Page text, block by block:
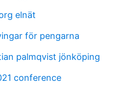
elnät
för pengarna
palmqvist jönköping
conference